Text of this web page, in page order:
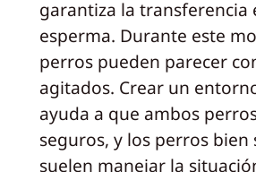
garantiza la transferencia
esperma. Durante este
perros pueden parecer
agitados. Crear un
ayuda a que ambos
seguros, y los perros bien
suelen manejar la